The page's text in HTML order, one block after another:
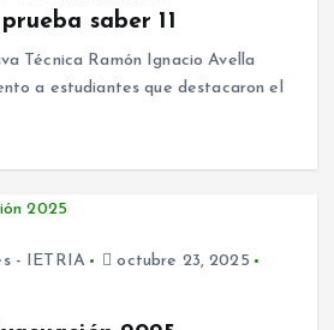
saber 11
Técnica Ramón Ignacio Avella
a estudiantes que destacaron el
- IETRIA
octubre 23, 2025